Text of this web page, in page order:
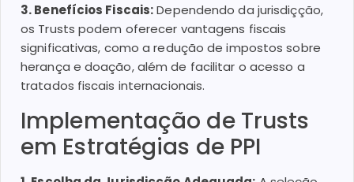
3. Benefícios Fiscais:Dependendo da jurisdiçção,
os Trusts podem oferecer vantagens fiscais
significativas, como a redução de impostos sobre
herança e doação, além de facilitar o acesso a
tratados fiscais internacionais.
Implementação de Trusts
em Estratégias de PPI